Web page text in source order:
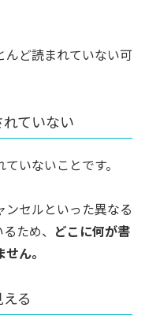
んど読まれていない可
ていない
いないことです。
セルといった異なる
ため、 どこに何が書
ん。
る